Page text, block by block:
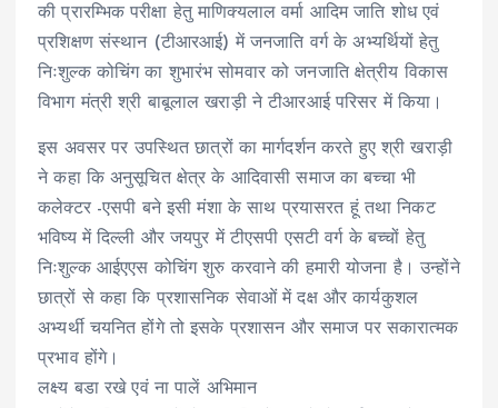
की प्रारम्भिक परीक्षा हेतु माणिक्यलाल वर्मा आदिम जाति शोध एवं
प्रशिक्षण संस्थान (टीआरआई) में जनजाति वर्ग के अभ्यर्थियों हेतु
निःशुल्क कोचिंग का शुभारंभ सोमवार को जनजाति क्षेत्रीय विकास
विभाग मंत्री श्री बाबूलाल खराड़ी ने टीआरआई परिसर में किया।
इस अवसर पर उपस्थित छात्रों का मार्गदर्शन करते हुए श्री खराड़ी
ने कहा कि अनुसूचित क्षेत्र के आदिवासी समाज का बच्चा भी
कलेक्टर -एसपी बने इसी मंशा के साथ प्रयासरत हूं तथा निकट
भविष्य में दिल्ली और जयपुर में टीएसपी एसटी वर्ग के बच्चों हेतु
निःशुल्क आईएएस कोचिंग शुरु करवाने की हमारी योजना है। उन्होंने
छात्रों से कहा कि प्रशासनिक सेवाओं में दक्ष और कार्यकुशल
अभ्यर्थी चयनित होंगे तो इसके प्रशासन और समाज पर सकारात्मक
प्रभाव होंगे।
लक्ष्य बडा रखे एवं ना पालें अभिमान